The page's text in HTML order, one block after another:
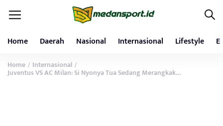
Home Daerah Nasional Internasional Lifestyle
Home / Internasional /
Juventus VS AC Milan: Si Nyonya Tua Sedang Merangkak…